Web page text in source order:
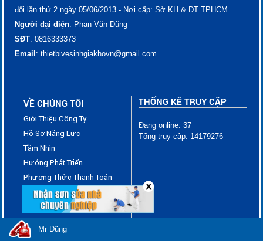
đổi lần thứ 2 ngày 05/06/2013 - Nơi cấp: Sở KH & ĐT TPHCM
Người đại diện: Phan Văn Dũng
SĐT: ​​​​​​​​​0816333373
Email: thietbivesinhgiakhovn@gmail.com
VỀ CHÚNG TÔI
Giới Thiệu Công Ty
Hồ Sơ Năng Lực
Tầm Nhìn
Hướng Phát Triển
Phương Thức Thanh Toán
Chính Sách Giao Hàng
Chính Sách Đổi Trả
Chính Sách Bảo Mật Thông
Tin
THỐNG KÊ TRUY CẬP
Đang online: 37
Tổng truy cập: 14179276
Mr Dũng
X